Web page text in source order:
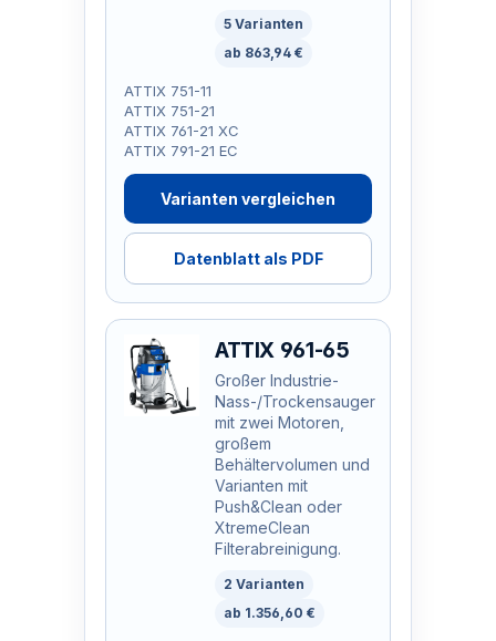
5 Varianten
ab 863,94 €
ATTIX 751-11
ATTIX 751-21
ATTIX 761-21 XC
ATTIX 791-21 EC
Varianten vergleichen
Datenblatt als PDF
ATTIX 961-65
Großer Industrie-
Nass-/Trockensauger
mit zwei Motoren,
großem
Behältervolumen und
Varianten mit
Push&Clean oder
XtremeClean
Filterabreinigung.
2 Varianten
ab 1.356,60 €